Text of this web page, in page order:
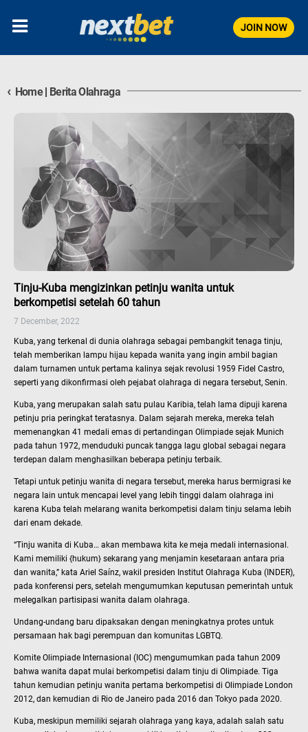
JOIN NOW
‹ Home | Berita Olahraga
Tinju-Kuba mengizinkan petinju wanita untuk
berkompetisi setelah 60 tahun
7 December, 2022
Kuba, yang terkenal di dunia olahraga sebagai pembangkit tenaga tinju,
telah memberikan lampu hijau kepada wanita yang ingin ambil bagian
dalam turnamen untuk pertama kalinya sejak revolusi 1959 Fidel Castro,
seperti yang dikonfirmasi oleh pejabat olahraga di negara tersebut, Senin.
Kuba, yang merupakan salah satu pulau Karibia, telah lama dipuji karena
petinju pria peringkat teratasnya. Dalam sejarah mereka, mereka telah
memenangkan 41 medali emas di pertandingan Olimpiade sejak Munich
pada tahun 1972, menduduki puncak tangga lagu global sebagai negara
terdepan dalam menghasilkan beberapa petinju terbaik.
Tetapi untuk petinju wanita di negara tersebut, mereka harus bermigrasi ke
negara lain untuk mencapai level yang lebih tinggi dalam olahraga ini
karena Kuba telah melarang wanita berkompetisi dalam tinju selama lebih
dari enam dekade.
“Tinju wanita di Kuba… akan membawa kita ke meja medali internasional.
Kami memiliki {hukum} sekarang yang menjamin kesetaraan antara pria
dan wanita,” kata Ariel Saínz, wakil presiden Institut Olahraga Kuba (INDER),
pada konferensi pers, setelah mengumumkan keputusan pemerintah untuk
melegalkan partisipasi wanita dalam olahraga.
Undang-undang baru dipaksakan dengan meningkatnya protes untuk
persamaan hak bagi perempuan dan komunitas LGBTQ.
Komite Olimpiade Internasional (IOC) mengumumkan pada tahun 2009
bahwa wanita dapat mulai berkompetisi dalam tinju di Olimpiade. Tiga
tahun kemudian petinju wanita pertama berkompetisi di Olimpiade London
2012, dan kemudian di Rio de Janeiro pada 2016 dan Tokyo pada 2020.
Kuba, meskipun memiliki sejarah olahraga yang kaya, adalah salah satu